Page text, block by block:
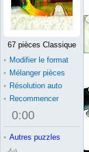
67 pièces Classique
• Modifier le format
• Mélanger pièces
• Résolution auto
• Recommencer
0:00
• Autres puzzles